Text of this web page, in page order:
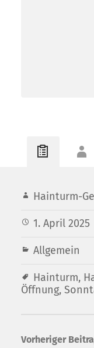
Hainturm-
1. April 2025
Allgemein
Hainturm,
Öffnung,
Vorheriger